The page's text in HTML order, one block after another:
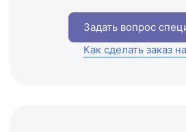
Задать вопрос
Как сделать заказ